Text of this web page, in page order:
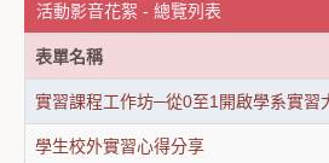
活動影音花絮 - 總覽列表
表單名稱
實習課程工作坊─從0至1開啟學系實習
學生校外實習心得分享